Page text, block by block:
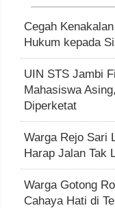
Cegah
Hukum kepada
UIN STS Jambi
Mahasiswa
Diperketat
Warga Rejo Sari
Harap Jalan Tak
Warga Gotong
Cahaya Hati di